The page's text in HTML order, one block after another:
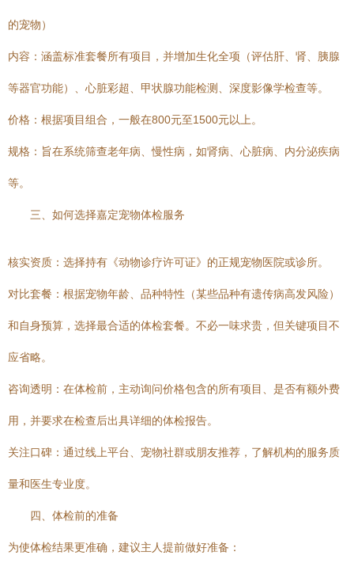
的宠物）
内容：涵盖标准套餐所有项目，并增加生化全项（评估肝、肾、胰腺
等器官功能）、心脏彩超、甲状腺功能检测、深度影像学检查等。
价格：根据项目组合，一般在800元至1500元以上。
规格：旨在系统筛查老年病、慢性病，如肾病、心脏病、内分泌疾病
等。
三、如何选择嘉定宠物体检服务
核实资质：选择持有《动物诊疗许可证》的正规宠物医院或诊所。
对比套餐：根据宠物年龄、品种特性（某些品种有遗传病高发风险）
和自身预算，选择最合适的体检套餐。不必一味求贵，但关键项目不
应省略。
咨询透明：在体检前，主动询问价格包含的所有项目、是否有额外费
用，并要求在检查后出具详细的体检报告。
关注口碑：通过线上平台、宠物社群或朋友推荐，了解机构的服务质
量和医生专业度。
四、体检前的准备
为使体检结果更准确，建议主人提前做好准备：